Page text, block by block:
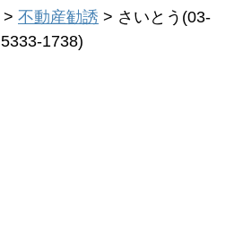
> 不動産勧誘 > さいとう(03-
5333-1738)